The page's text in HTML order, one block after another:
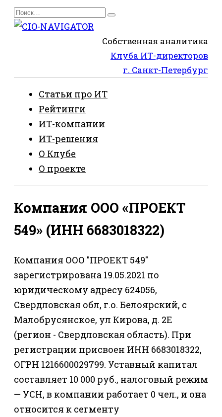
Перейти
к
Search
for:
Собственная аналитика
Клуба ИТ-директоров
г. Санкт-Петербург
Статьи про ИТ
Рейтинги
ИТ-компании
ИТ-решения
О Клубе
О проекте
Компания ООО «ПРОЕКТ
549» (ИНН 6683018322)
Компания ООО "ПРОЕКТ 549"
зарегистрирована 19.05.2021 по
юридическому адресу 624056,
Свердловская обл, г.о. Белоярский, с
Малобрусянское, ул Кирова, д. 2Е
(регион - Свердловская область). При
регистрации присвоен ИНН 6683018322,
ОГРН 1216600029799. Уставный капитал
составляет 10 000 руб., налоговый режим
— УСН, в компании работает 0 чел., и она
относится к сегменту